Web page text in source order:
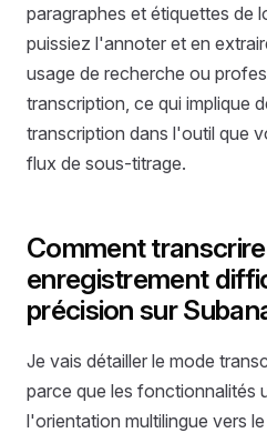
paragraphes et étiquettes
puissiez l'annoter et en
usage de recherche ou
transcription, ce qui implique
transcription dans l'outil que
flux de sous-titrage.
Comment
enregistrement
précision sur
Je vais détailler le mode
parce que les fonctionnalités
l'orientation multilingue vers le